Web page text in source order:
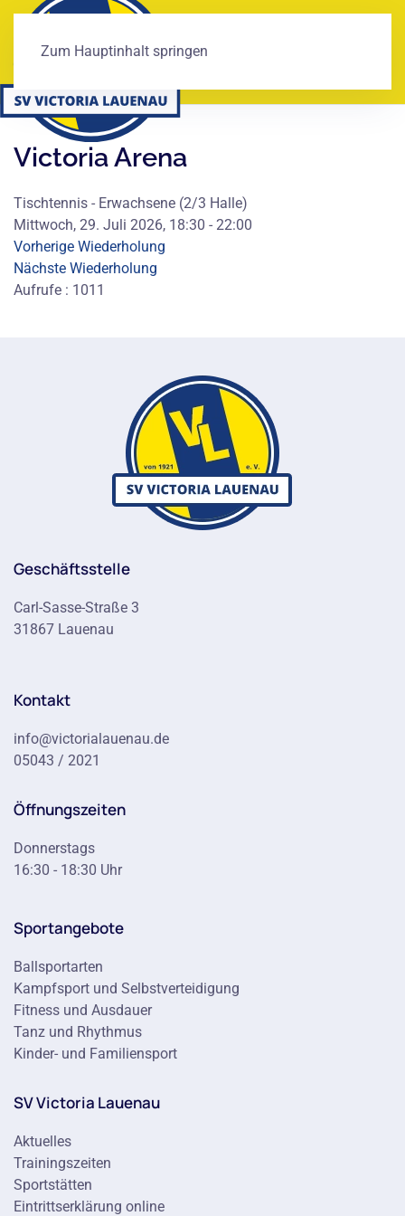
Zum Hauptinhalt springen
Victoria Arena
Tischtennis - Erwachsene (2/3 Halle)
Mittwoch, 29. Juli 2026, 18:30 - 22:00
Vorherige Wiederholung
Nächste Wiederholung
Aufrufe : 1011
Geschäftsstelle
Carl-Sasse-Straße 3
31867 Lauenau
Kontakt
info@victorialauenau.de
05043 / 2021
Öffnungszeiten
Donnerstags
16:30 - 18:30 Uhr
Sportangebote
Ballsportarten
Kampfsport und Selbstverteidigung
Fitness und Ausdauer
Tanz und Rhythmus
Kinder- und Familiensport
SV Victoria Lauenau
Aktuelles
Trainingszeiten
Sportstätten
Eintrittserklärung online